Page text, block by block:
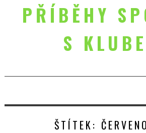
PŘÍBĚHY
S
ŠTÍTEK: